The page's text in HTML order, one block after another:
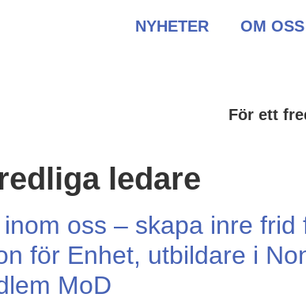
NYHETER OM OSS
För ett
ledare
oss – skapa inre
för Enhet, utbildare i
MoD